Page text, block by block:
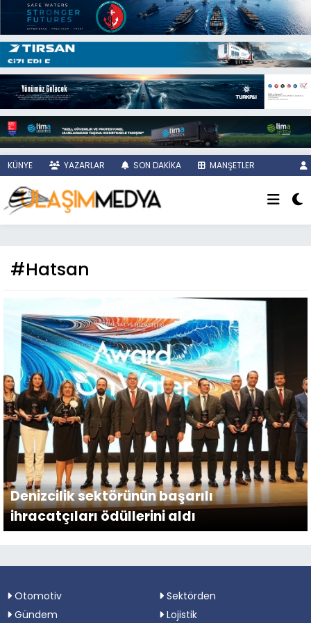
KÜNYE YAZARLAR SON DAKİKA MANŞETLER
#Hatsan
Denizcilik sektörünün başarılı
ihracatçıları ödüllerini aldı
Otomotiv
Sektörden
Gündem
Lojistik